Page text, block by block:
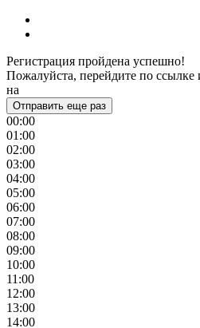
Регистрация пройдена успешно!
Пожалуйста, перейдите по ссылке
на
Отправить еще раз
00:00
01:00
02:00
03:00
04:00
05:00
06:00
07:00
08:00
09:00
10:00
11:00
12:00
13:00
14:00